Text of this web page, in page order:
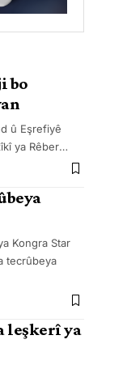
bo
û Eşrefiyê
ya Rêber…
Kongra Star
tecrûbeya
leşkerî ya